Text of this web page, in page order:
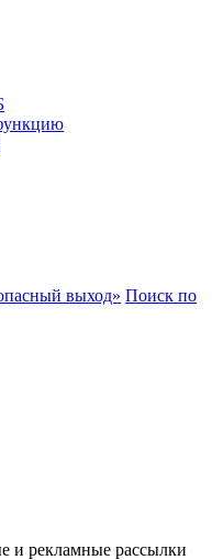
выход» Поиск по
и рекламные рассылки